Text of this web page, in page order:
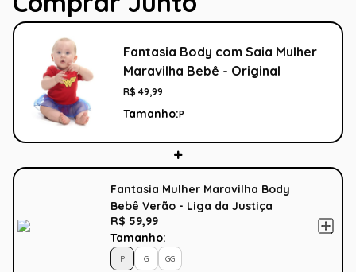
Fantasia Body com Saia Mulher
Maravilha Bebê - Original
R$ 49,99
Tamanho:P
Fantasia Mulher Maravilha Body
Bebê Verão - Liga da Justiça
R$ 59,99
Tamanho:
P G GG